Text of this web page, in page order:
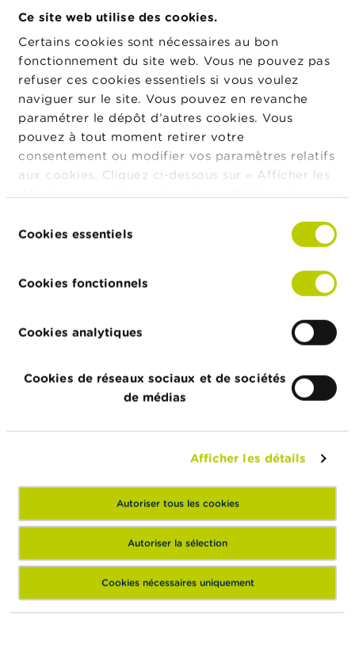
Ce site web utilise des cookies.
Certains cookies sont nécessaires au bon
fonctionnement du site web. Vous ne pouvez pas
refuser ces cookies essentiels si vous voulez
naviguer sur le site. Vous pouvez en revanche
paramétrer le dépôt d’autres cookies. Vous
pouvez à tout moment retirer votre
consentement ou modifier vos paramètres relatifs
aux cookies. Cliquez ci-dessous sur « Afficher les
consultable dans son intégralité
duCookies essentiels
Cookies fonctionnels
Cookies analytiques
Cookies de réseaux sociaux et de sociétés
de médias
Afficher les détails
Autoriser tous les cookies
Autoriser la sélection
Cookies nécessaires uniquement
o
a
R
r
h
Quantity
Price
308 5000.00 1540000.00
14000000.00
2581 5000.00 12905000.00
2000 5000.00
1724 5000.00 8620000.00
2750000.00
45000.00
450 2250000.00
400 2000000.00
75 5000.00 375000.00
5000.00 375000.00
75 5000.00 375000.00
5000.00 300000.00
50 5000.00 250000.00
50 5000.00 250000.00
Commentaire
Kadert in de private plaatsing van 65303
aandelen Lotus Bakeries door familiale
aandeelhouders